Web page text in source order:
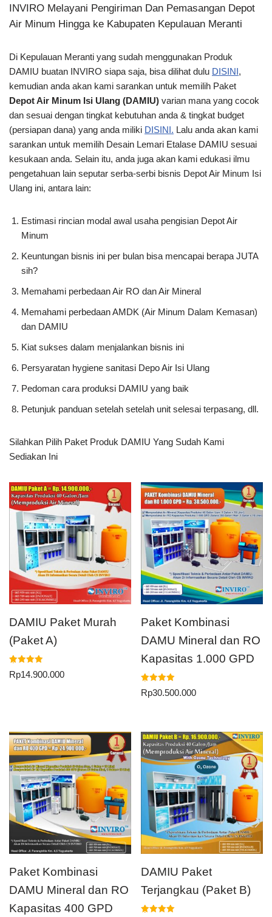
INVIRO Melayani Pengiriman Dan Pemasangan Depot
Air Minum Hingga ke Kabupaten Kepulauan Meranti
Di Kepulauan Meranti yang sudah menggunakan Produk
DAMIU buatan INVIRO siapa saja, bisa dilihat dulu DISINI,
kemudian anda akan kami sarankan untuk memilih Paket
Depot Air Minum Isi Ulang (DAMIU) varian mana yang cocok
dan sesuai dengan tingkat kebutuhan anda & tingkat budget
(persiapan dana) yang anda miliki DISINI. Lalu anda akan kami
sarankan untuk memilih Desain Lemari Etalase DAMIU sesuai
kesukaan anda. Selain itu, anda juga akan kami edukasi ilmu
pengetahuan lain seputar serba-serbi bisnis Depot Air Minum Isi
Ulang ini, antara lain:
Estimasi rincian modal awal usaha pengisian Depot Air
Minum
Keuntungan bisnis ini per bulan bisa mencapai berapa JUTA
sih?
Memahami perbedaan Air RO dan Air Mineral
Memahami perbedaan AMDK (Air Minum Dalam Kemasan)
dan DAMIU
Kiat sukses dalam menjalankan bisnis ini
Persyaratan hygiene sanitasi Depo Air Isi Ulang
Pedoman cara produksi DAMIU yang baik
Petunjuk panduan setelah setelah unit selesai terpasang, dll.
Silahkan Pilih Paket Produk DAMIU Yang Sudah Kami
Sediakan Ini
DAMIU Paket Murah
(Paket A)
Dinilai
5.00
Rp14.900.000
Paket Kombinasi
DAMU Mineral dan RO
Kapasitas 1.000 GPD
Dinilai
5.00
Rp30.500.000
Paket Kombinasi
DAMU Mineral dan RO
Kapasitas 400 GPD
DAMIU Paket
Terjangkau (Paket B)